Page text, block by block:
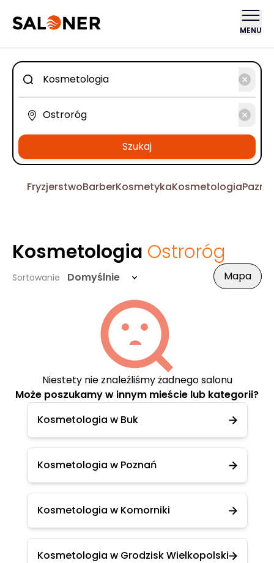
MENU
Szukaj
FryzjerstwoBarberKosmetykaKosmetologia
Kosmetologia Ostroróg
Sortowanie Domyślnie Mapa
Niestety nie znaleźliśmy żadnego salonu
Może poszukamy w innym mieście lub kategorii?
Kosmetologia w Buk
Kosmetologia w Poznań
Kosmetologia w Komorniki
Kosmetologia w Grodzisk Wielkopolski